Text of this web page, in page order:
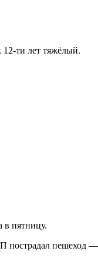
12-ти лет тяжёлый.
в пятницу.
пострадал пешеход